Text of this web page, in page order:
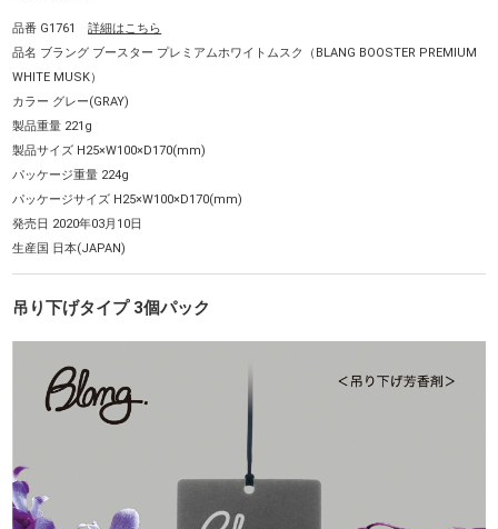
品番 G1761詳細はこちら
品名 ブラング ブースター プレミアムホワイトムスク（BLANG BOOSTER PREMIUM
WHITE MUSK）
カラー グレー(GRAY)
製品重量 221g
製品サイズ H25×W100×D170(mm)
パッケージ重量 224g
パッケージサイズ H25×W100×D170(mm)
発売日 2020年03月10日
生産国 日本(JAPAN)
吊り下げタイプ 3個パック